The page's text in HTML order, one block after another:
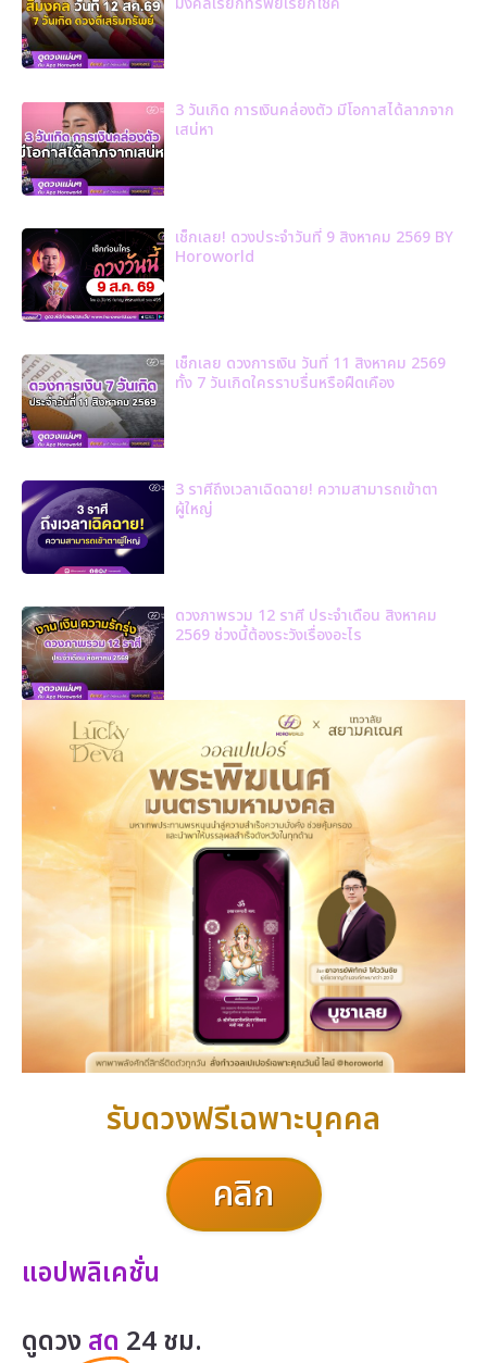
3 วันเกิด การเงินคล่องตัว มีโอกาสได้ลาภจาก
เสน่หา
เช็กเลย! ดวงประจำวันที่ 9 สิงหาคม 2569 BY
Horoworld
เช็กเลย ดวงการเงิน วันที่ 11 สิงหาคม 2569
ทั้ง 7 วันเกิดใครราบรื่นหรือฝืดเคือง
3 ราศีถึงเวลาเฉิดฉาย! ความสามารถเข้าตา
ผู้ใหญ่
ดวงภาพรวม 12 ราศี ประจำเดือน สิงหาคม
2569 ช่วงนี้ต้องระวังเรื่องอะไร
รับดวงฟรีเฉพาะบุคคล
คลิก
แอปพลิเคชั่น
ดูดวง สด 24 ชม.